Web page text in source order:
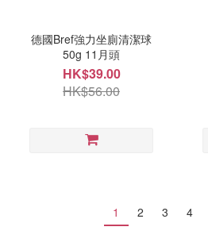
德國Bref強力坐廁清潔球
50g 11月頭
HK$39.00
HK$56.00
1 2 3 4